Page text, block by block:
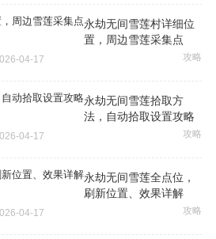
析
永劫无间雪莲村详细位
置，周边雪莲采集点
04-17 攻略
永劫无间雪莲拾取方
法，自动拾取设置攻略
04-17 攻略
永劫无间雪莲全点位，
刷新位置、效果详解
04-17 攻略